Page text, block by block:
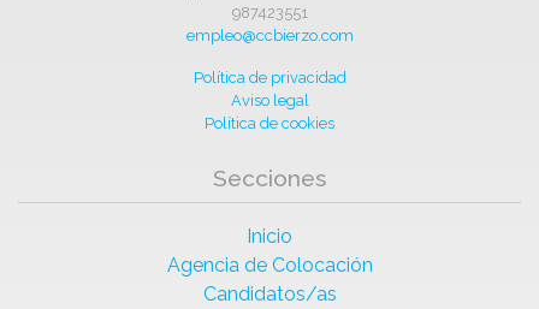
987423551
empleo@ccbierzo.com
Política de privacidad
Aviso legal
Política de cookies
Secciones
Inicio
Agencia de Colocación
Candidatos/as